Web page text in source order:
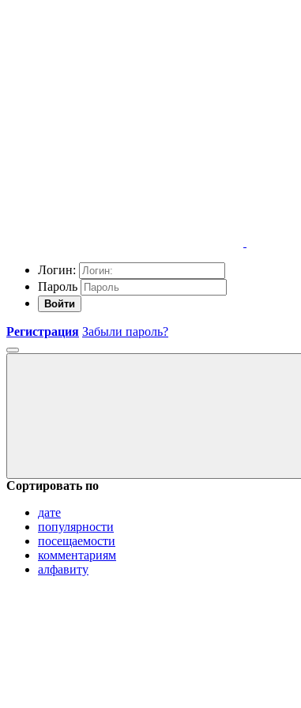
Логин:
Пароль
Войти
Регистрация Забыли пароль?
Сортировать по
дате
популярности
посещаемости
комментариям
алфавиту